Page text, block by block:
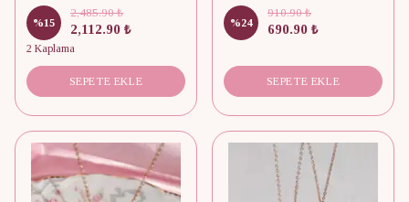
%15
2,485.90 ₺
2,112.90 ₺
2 Kaplama
SEPETE EKLE
%24
910.90 ₺
690.90 ₺
SEPETE EKLE